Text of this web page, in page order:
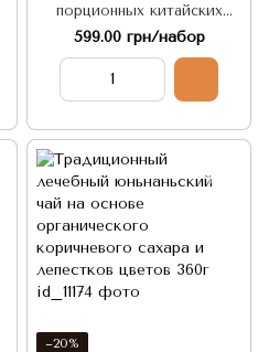
порционных китайских
Пуэров Скрытый Клад
дракона 20 шт
599.00 грн/набор
−20%